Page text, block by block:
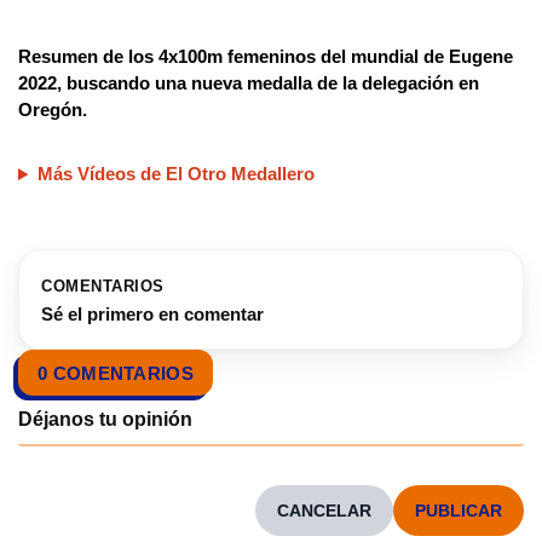
Resumen de los 4x100m femeninos del mundial de Eugene
2022, buscando una nueva medalla de la delegación en
Oregón.
Más Vídeos de El Otro Medallero
COMENTARIOS
Sé el primero en comentar
0 COMENTARIOS
CANCELAR